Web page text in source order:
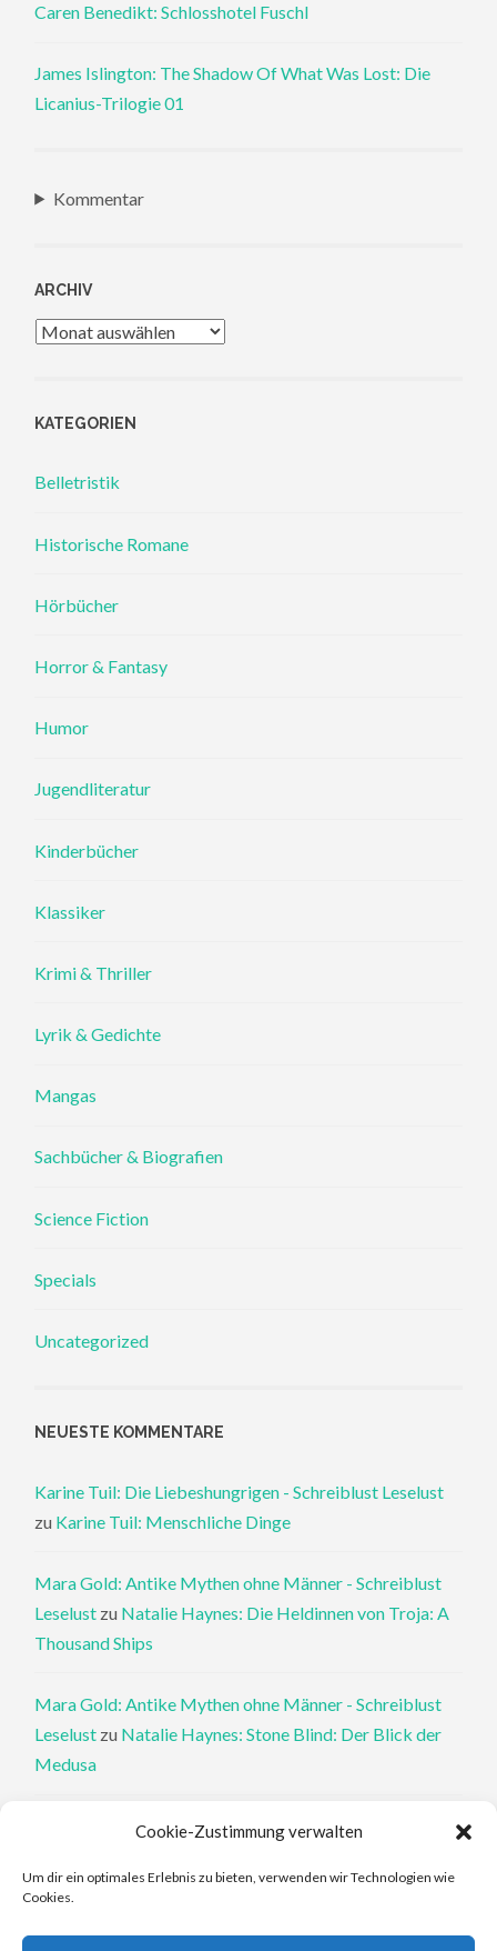
Cookie-Zustimmung verwalten
Um dir ein optimales Erlebnis zu bieten, verwenden wir Technologien wie
Cookies.
Caren Benedikt: Schlosshotel Fuschl
James Islington: The Shadow Of What Was Lost: Die
Licanius-Trilogie 01
Kommentar
ARCHIV
Archiv
KATEGORIEN
Belletristik
Historische Romane
Hörbücher
Horror & Fantasy
Humor
Jugendliteratur
Kinderbücher
Klassiker
Krimi & Thriller
Lyrik & Gedichte
Mangas
Sachbücher & Biografien
Science Fiction
Specials
Uncategorized
NEUESTE KOMMENTARE
Karine Tuil: Die Liebeshungrigen - Schreiblust Leselust
zu Karine Tuil: Menschliche Dinge
Mara Gold: Antike Mythen ohne Männer - Schreiblust
Leselust zu Natalie Haynes: Die Heldinnen von Troja: A
Thousand Ships
Mara Gold: Antike Mythen ohne Männer - Schreiblust
Leselust zu Natalie Haynes: Stone Blind: Der Blick der
Medusa
Philippa Perry: Die Therapeutin und ihre Mörder: Dr. Pat
Philippa Perry: Das Buch, von dem du dir wünschst, deine